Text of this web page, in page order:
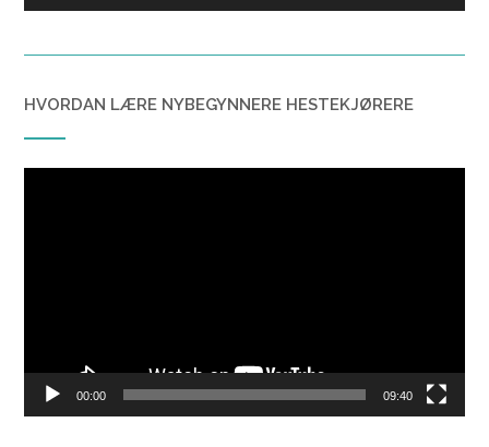
HVORDAN LÆRE NYBEGYNNERE HESTEKJØRERE
00:00 09:40